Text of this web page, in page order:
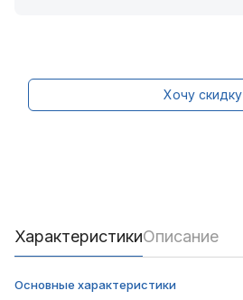
Хочу скидку
ХарактеристикиОписание
Основные характеристики